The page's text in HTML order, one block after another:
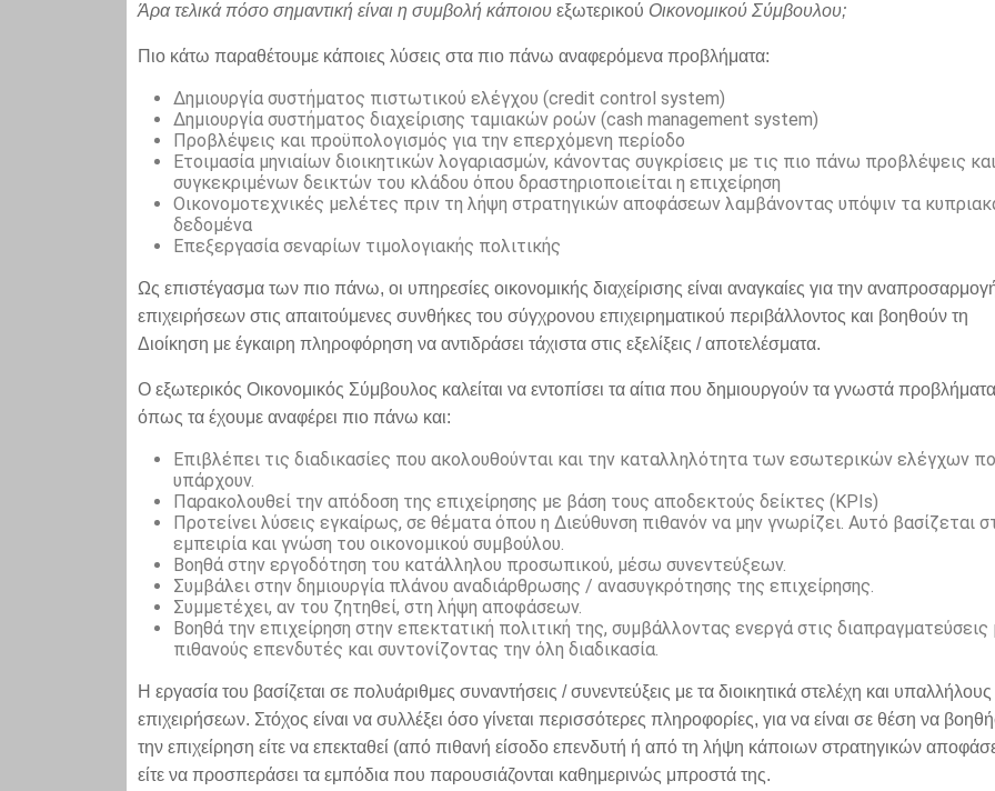
Άρα τελικά πόσο σημαντική είναι η συμβολή κάποιου εξωτερικού Οικονομικού Σύμβουλου;
Πιο κάτω παραθέτουμε κάποιες λύσεις στα πιο πάνω αναφερόμενα προβλήματα:
Δημιουργία συστήματος πιστωτικού ελέγχου (credit control system)
Δημιουργία συστήματος διαχείρισης ταμιακών ροών (cash management system)
Προβλέψεις και προϋπολογισμός για την επερχόμενη περίοδο
Ετοιμασία μηνιαίων διοικητικών λογαριασμών, κάνοντας συγκρίσεις με τις πιο πάνω προβλέψεις και
συγκεκριμένων δεικτών του κλάδου όπου δραστηριοποιείται η επιχείρηση
Οικονομοτεχνικές μελέτες πριν τη λήψη στρατηγικών αποφάσεων λαμβάνοντας υπόψιν τα
δεδομένα
Επεξεργασία σεναρίων τιμολογιακής πολιτικής
Ως επιστέγασμα των πιο πάνω, οι υπηρεσίες οικονομικής διαχείρισης είναι αναγκαίες για την
επιχειρήσεων στις απαιτούμενες συνθήκες του σύγχρονου επιχειρηματικού περιβάλλοντος και βοηθούν τη
Διοίκηση με έγκαιρη πληροφόρηση να αντιδράσει τάχιστα στις εξελίξεις / αποτελέσματα.
Ο εξωτερικός Οικονομικός Σύμβουλος καλείται να εντοπίσει τα αίτια που δημιουργούν τα γνωστά
όπως τα έχουμε αναφέρει πιο πάνω και:
Επιβλέπει τις διαδικασίες που ακολουθούνται και την καταλληλότητα των εσωτερικών ελέγχων
υπάρχουν.
Παρακολουθεί την απόδοση της επιχείρησης με βάση τους αποδεκτούς δείκτες (KPIs)
Προτείνει λύσεις εγκαίρως, σε θέματα όπου η Διεύθυνση πιθανόν να μην γνωρίζει. Αυτό βασίζεται
εμπειρία και γνώση του οικονομικού συμβούλου.
Βοηθά στην εργοδότηση του κατάλληλου προσωπικού, μέσω συνεντεύξεων.
Συμβάλει στην δημιουργία πλάνου αναδιάρθρωσης / ανασυγκρότησης της επιχείρησης.
Συμμετέχει, αν του ζητηθεί, στη λήψη αποφάσεων.
Βοηθά την επιχείρηση στην επεκτατική πολιτική της, συμβάλλοντας ενεργά στις διαπραγματεύσεις
πιθανούς επενδυτές και συντονίζοντας την όλη διαδικασία.
Η εργασία του βασίζεται σε πολυάριθμες συναντήσεις / συνεντεύξεις με τα διοικητικά στελέχη και
επιχειρήσεων. Στόχος είναι να συλλέξει όσο γίνεται περισσότερες πληροφορίες, για να είναι σε θέση να
την επιχείρηση είτε να επεκταθεί (από πιθανή είσοδο επενδυτή ή από τη λήψη κάποιων στρατηγικών
είτε να προσπεράσει τα εμπόδια που παρουσιάζονται καθημερινώς μπροστά της.